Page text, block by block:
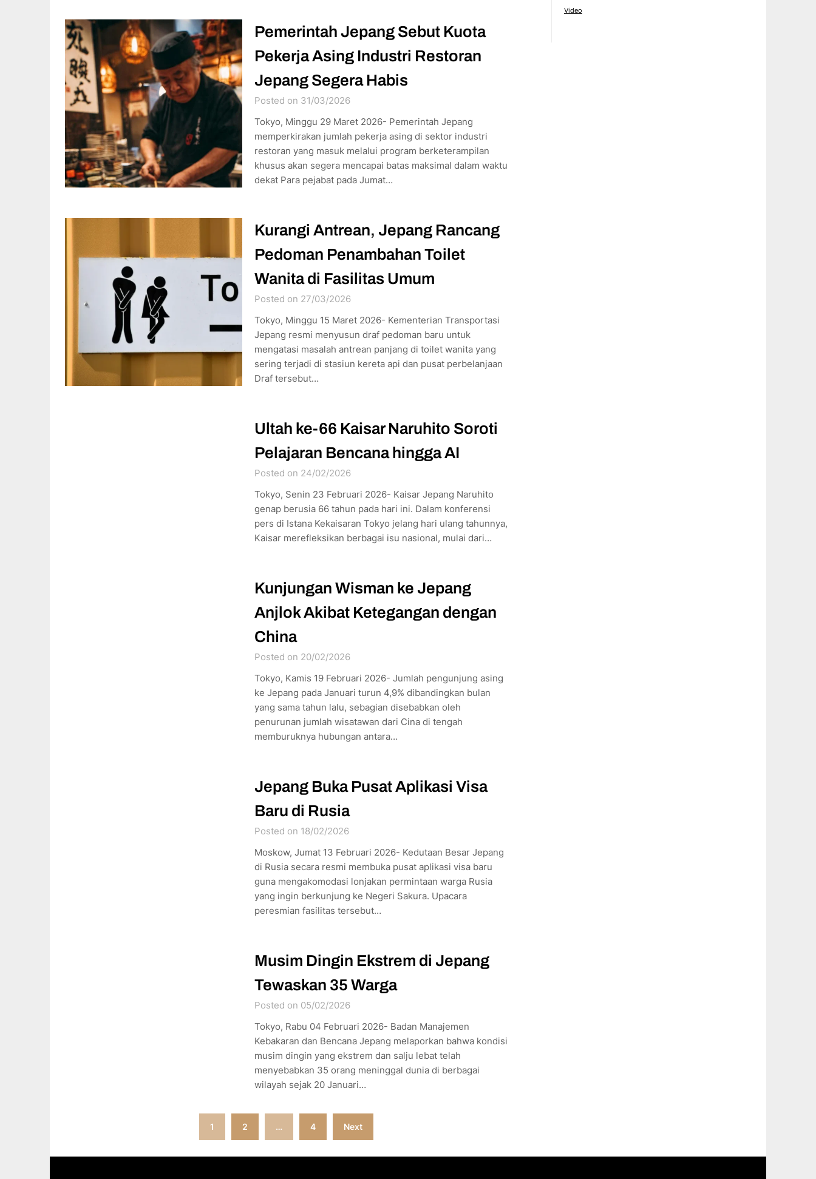
Pemerintah Jepang Sebut Kuota
Pekerja Asing Industri Restoran
Jepang Segera Habis
Posted on 31/03/2026
Tokyo, Minggu 29 Maret 2026- Pemerintah Jepang
memperkirakan jumlah pekerja asing di sektor industri
restoran yang masuk melalui program berketerampilan
khusus akan segera mencapai batas maksimal dalam waktu
dekat Para pejabat pada Jumat…
Kurangi Antrean, Jepang Rancang
Pedoman Penambahan Toilet
Wanita di Fasilitas Umum
Posted on 27/03/2026
Tokyo, Minggu 15 Maret 2026- Kementerian Transportasi
Jepang resmi menyusun draf pedoman baru untuk
mengatasi masalah antrean panjang di toilet wanita yang
sering terjadi di stasiun kereta api dan pusat perbelanjaan
Draf tersebut…
Ultah ke-66 Kaisar Naruhito Soroti
Pelajaran Bencana hingga AI
Posted on 24/02/2026
Tokyo, Senin 23 Februari 2026- Kaisar Jepang Naruhito
genap berusia 66 tahun pada hari ini. Dalam konferensi
pers di Istana Kekaisaran Tokyo jelang hari ulang tahunnya,
Kaisar merefleksikan berbagai isu nasional, mulai dari…
Kunjungan Wisman ke Jepang
Anjlok Akibat Ketegangan dengan
China
Posted on 20/02/2026
Tokyo, Kamis 19 Februari 2026- Jumlah pengunjung asing
ke Jepang pada Januari turun 4,9% dibandingkan bulan
yang sama tahun lalu, sebagian disebabkan oleh
penurunan jumlah wisatawan dari Cina di tengah
memburuknya hubungan antara…
Jepang Buka Pusat Aplikasi Visa
Baru di Rusia
Posted on 18/02/2026
Moskow, Jumat 13 Februari 2026- Kedutaan Besar Jepang
di Rusia secara resmi membuka pusat aplikasi visa baru
guna mengakomodasi lonjakan permintaan warga Rusia
yang ingin berkunjung ke Negeri Sakura. Upacara
peresmian fasilitas tersebut…
Musim Dingin Ekstrem di Jepang
Tewaskan 35 Warga
Posted on 05/02/2026
Tokyo, Rabu 04 Februari 2026- Badan Manajemen
Kebakaran dan Bencana Jepang melaporkan bahwa kondisi
musim dingin yang ekstrem dan salju lebat telah
menyebabkan 35 orang meninggal dunia di berbagai
wilayah sejak 20 Januari…
1 2 … 4 Next
Video